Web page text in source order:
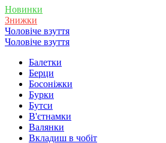
Новинки
Знижки
Чоловіче взуття
Чоловіче взуття
Балетки
Берци
Босоніжки
Бурки
Бутси
В'єтнамки
Валянки
Вкладиш в чобіт